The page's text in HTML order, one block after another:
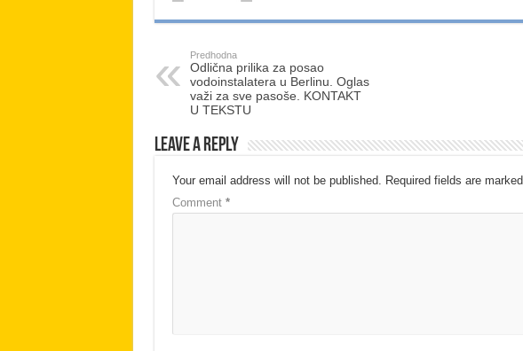
Predhodna
Odlična prilika za posao
vodoinstalatera u Berlinu. Oglas
važi za sve pasoše. KONTAKT
U TEKSTU
Leave a Reply
Your email address will not be published. Required fields are marked
Comment *